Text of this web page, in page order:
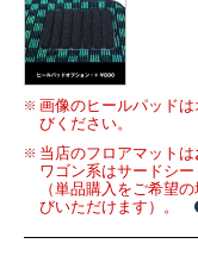
画像のヒールパッド
びください。
当店のフロアマットは
ワゴン系はサードシ
（単品購入をご希望
びいただけます）。